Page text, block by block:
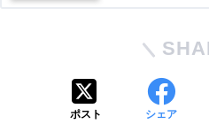
ポスト シェア